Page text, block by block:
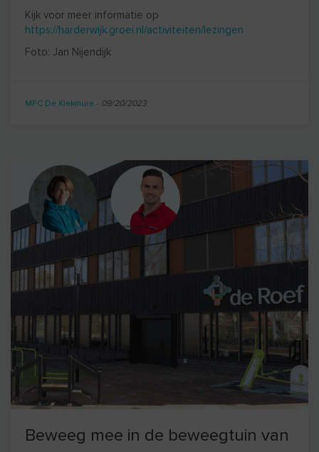
Kijk voor meer informatie op
https://harderwijk.groei.nl/activiteiten/lezingen
Foto: Jan Nijendijk
MFC De Kiekmure - 09/20/2023
Beweeg mee in de beweegtuin van